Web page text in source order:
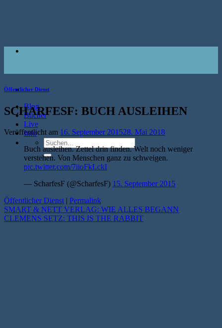
Blog
Bücher
Live
Info
Suche
nach:
Öffentlicher Dienst
SCHARFESF: BUCH AUSLEIHEN
Veröffentlicht am 16. September 201528. Mai 2018
Buch ausleihen. Zettel drin finden. Welt noch weniger
verstehen. Von Menschen ganz zu schweigen.
pic.twitter.com/7iioFkLckI
— ScharfesF (@ScharfesF) 15. September 2015
Öffentlicher Dienst | Permalink
SMART & NETT VERLAG: WIE ALLES BEGANN
CLEMENS SETZ: THIS IS THE RABBIT